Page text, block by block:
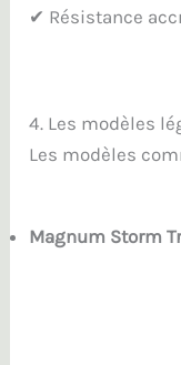
✔ Résistance
4. Les modèles
Les modèles
Magnum Storm